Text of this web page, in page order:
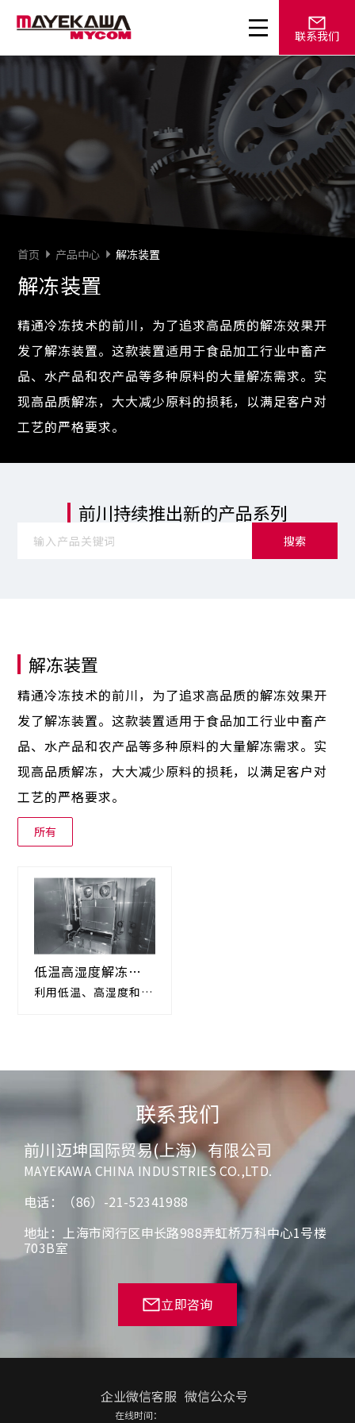
联系我们
首页 产品中心 解冻装置
解冻装置
精通冷冻技术的前川，为了追求高品质的解冻效果开
发了解冻装置。这款装置适用于食品加工行业中畜产
品、水产品和农产品等多种原料的大量解冻需求。实
现高品质解冻，大大减少原料的损耗，以满足客户对
工艺的严格要求。
前川持续推出新的产品系列
搜索
解冻装置
精通冷冻技术的前川，为了追求高品质的解冻效果开
发了解冻装置。这款装置适用于食品加工行业中畜产
品、水产品和农产品等多种原料的大量解冻需求。实
现高品质解冻，大大减少原料的损耗，以满足客户对
工艺的严格要求。
所有
低温高湿度解冻机
Hyper Fresh
利用低温、高湿度和程
联系我们
前川迈坤国际贸易(上海）有限公司
MAYEKAWA CHINA INDUSTRIES CO.,LTD.
电话：（86）-21-52341988
地址：上海市闵行区申长路988弄虹桥万科中心1号楼
703B室
立即咨询
企业微信客服
在线时间：
微信公众号